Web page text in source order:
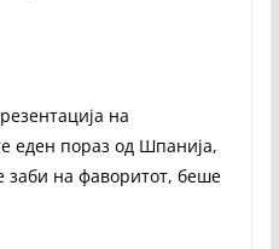
на
еден пораз од Шпанија,
заби на фаворитот, беше